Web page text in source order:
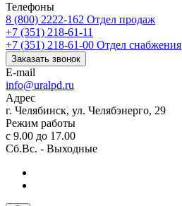
Телефоны
8 (800) 2222-162 Отдел продаж
+7 (351) 218-61-11
+7 (351) 218-61-00 Отдел снабжения
Заказать звонок
E-mail
info@uralpd.ru
Адрес
г. Челябинск, ул. Челябэнерго, 29
Режим работы
с 9.00 до 17.00
Сб.Вс. - Выходные